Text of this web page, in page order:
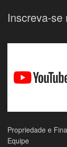
Inscreva-se
Propriedade e
Equipe